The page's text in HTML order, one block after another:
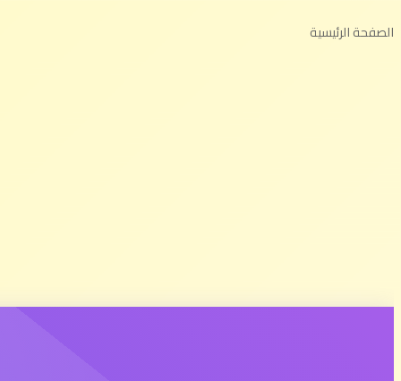
الصفحة الرئيسية